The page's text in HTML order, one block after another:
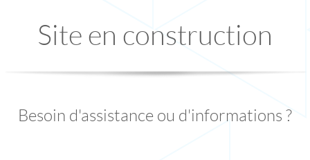
Site en construction
Besoin d'assistance ou d'informations ?